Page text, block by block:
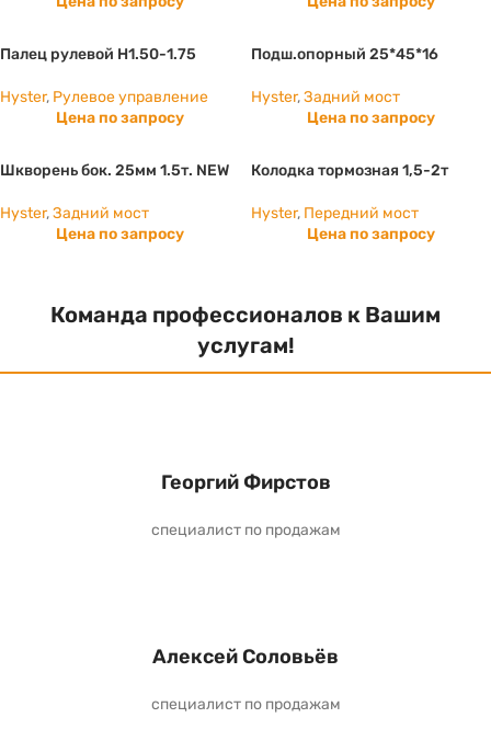
Палец рулевой H1.50-1.75
Hyster, Рулевое управление
Цена по запросу
Подш.опорный 25*45*16
Hyster,Задний мост
Цена по запросу
Шкворень бок. 25мм 1.5т. NEW
Hyster,Задний мост
Цена по запросу
Колодка тормозная 1,5-2т
Hyster, Передний мост
Цена по запросу
Команда профессионалов к Вашим
услугам!
Георгий Фирстов
специалист по продажам
Алексей Соловьёв
специалист по продажам